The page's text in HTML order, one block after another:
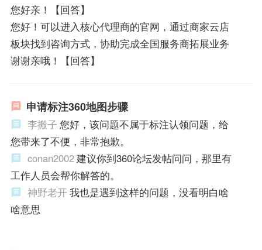
您好亲！【回答】
您好！可以进入核心代理商的官网，通过商家云店
板块找到咨询方式，协助完成全国服务商拓展业务
谢谢亲哦！【回答】
申请标注360地图步骤
李搬子 您好，该问题不属于标注认领问题，给
您带来了不便，非常抱歉。
conan2002建议你到360论坛发帖问问，那里有
工作人员会帮你解答的。
神野老开我也是遇到这样的问题，没看明白啥
啥意思